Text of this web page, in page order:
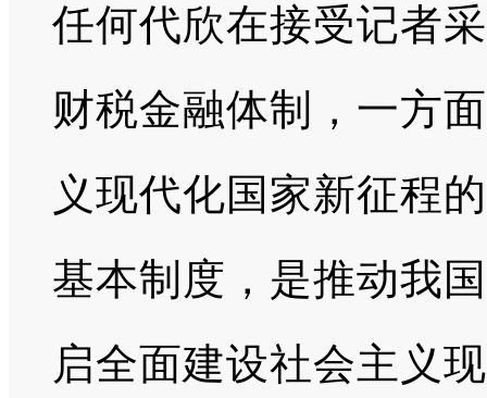
任何代欣在接受记者
财税金融体制，一方
义现代化国家新征程
基本制度，是推动我
启全面建设社会主义